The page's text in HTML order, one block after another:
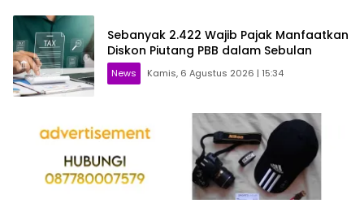
Sebanyak 2.422 Wajib Pajak Manfaatkan
Diskon Piutang PBB dalam Sebulan
News Kamis, 6 Agustus 2026 | 15:34